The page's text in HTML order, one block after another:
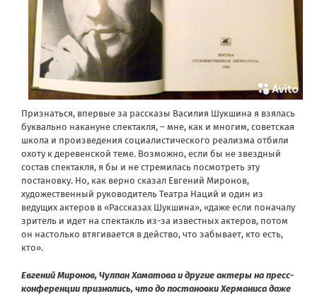
Признаться, впервые за рассказы Василия Шукшина я взялась
буквально накануне спектакля, – мне, как и многим, советская
школа и произведения социалистического реализма отбили
охоту к деревенской теме. Возможно, если бы не звездный
состав спектакля, я бы и не стремилась посмотреть эту
постановку. Но, как верно сказал Евгений Миронов,
художественный руководитель Театра Наций и один из
ведущих актеров в «Рассказах Шукшина», «даже если поначалу
зритель и идет на спектакль из-за известных актеров, потом
он настолько втягивается в действо, что забывает, кто есть,
кто».
Евгений Миронов, Чулпан Хаматова и другие актеры на пресс-
конференции признались, что до постановки Херманиса даже